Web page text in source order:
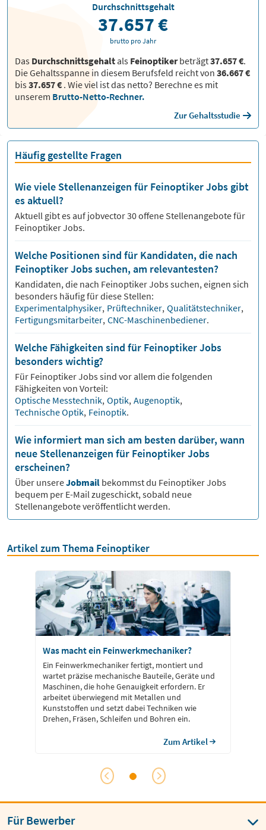
Das Durchschnittsgehaltals Feinoptikerbeträgt37.657 €.
Die Gehaltsspanne in diesem Berufsfeld reicht von 36.667 €
bis37.657 € . Wie viel ist das netto? Berechne es mit
unserem Brutto-Netto-Rechner.
Zur Gehaltsstudie
Durchschnittsgehalt
37.657 €
brutto pro Jahr
Häufig gestellte Fragen
Wie viele Stellenanzeigen für Feinoptiker Jobs gibt
es aktuell?
Aktuell gibt es auf jobvector30offene Stellenangebote für
Feinoptiker Jobs.
Welche Positionen sind für Kandidaten, die nach
Feinoptiker Jobs suchen, am relevantesten?
Kandidaten, die nach FeinoptikerJobs suchen, eignen sich
besonders häufig für diese Stellen:
Experimentalphysiker, Prüftechniker, Qualitätstechniker,
Fertigungsmitarbeiter, CNC-Maschinenbediener.
Welche Fähigkeiten sind für Feinoptiker Jobs
besonders wichtig?
Für FeinoptikerJobs sind vor allem die folgenden
Fähigkeiten von Vorteil:
Optische Messtechnik, Optik, Augenoptik,
Technische Optik, Feinoptik.
Wie informiert man sich am besten darüber, wann
neue Stellenanzeigen für Feinoptiker Jobs
erscheinen?
Über unsereJobmail bekommst du FeinoptikerJobs
bequem per E-Mail zugeschickt, sobald neue
Stellenangebote veröffentlicht werden.
Artikel zum Thema Feinoptiker
Was macht ein Feinwerkmechaniker?
Ein Feinwerkmechaniker fertigt, montiert und
wartet präzise mechanische Bauteile, Geräte und
Maschinen, die hohe Genauigkeit erfordern. Er
arbeitet überwiegend mit Metallen und
Kunststoffen und setzt dabei Techniken wie
Drehen, Fräsen, Schleifen und Bohren ein.
Zum Artikel
Für Bewerber